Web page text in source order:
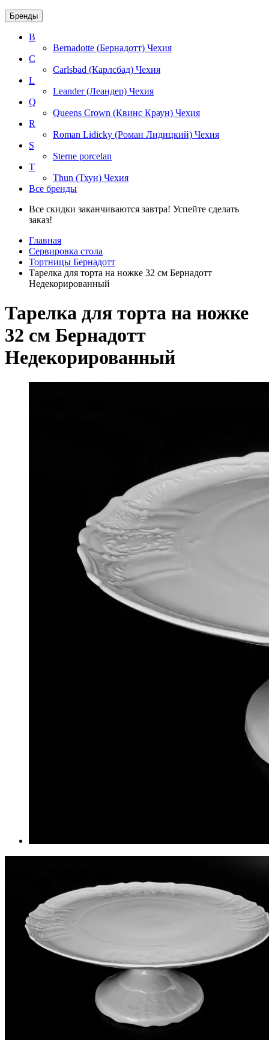
Бренды
B
Bernadotte (Бернадотт) Чехия
C
Carlsbad (Карлсбад) Чехия
L
Leander (Леандер) Чехия
Q
Queens Crown (Квинс Краун) Чехия
R
Roman Lidicky (Роман Лидицкий) Чехия
S
Sterne porcelan
T
Thun (Тхун) Чехия
Все бренды
Все скидки заканчиваются завтра! Успейте сделать
заказ!
Главная
Сервировка стола
Тортницы Бернадотт
Тарелка для торта на ножке 32 см Бернадотт
Недекорированный
Тарелка для торта на ножке
32 см Бернадотт
Недекорированный